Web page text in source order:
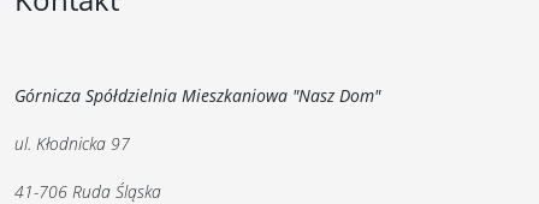
Górnicza Spółdzielnia Mieszkaniowa "Nasz Dom"
ul. Kłodnicka 97
41-706 Ruda Śląska